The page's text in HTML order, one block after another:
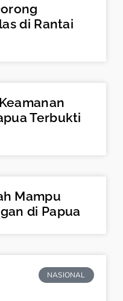
di Rantai
Terbukti
Mampu
di Papua
NASIONAL